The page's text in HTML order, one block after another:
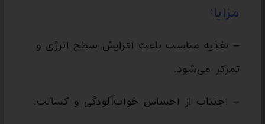
مزایا:
– تغذیه مناسب باعث افزایش سطح انرژی و
تمرکز می‌شود.
– اجتناب از احساس خواب‌آلودگی و کسالت.